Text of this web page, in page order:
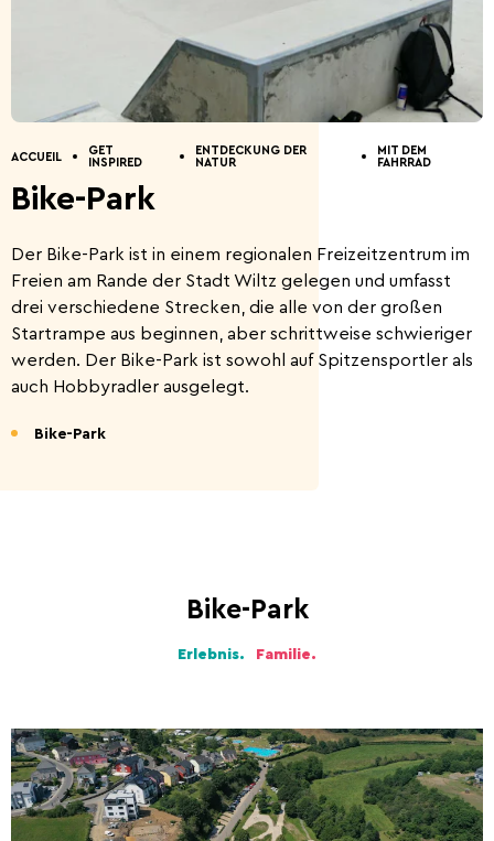
Geführte Touren
5 Things to do
Restaurants. Ferienhäuser.
Anfahrt nach Wiltz. Kontakt.
ACCUEIL
GET
INSPIRED
ENTDECKUNG DER
NATUR
MIT DEM
FAHRRAD
Bike-Park
Der Bike-Park ist in einem regionalen Freizeitzentrum im
Freien am Rande der Stadt Wiltz gelegen und umfasst
drei verschiedene Strecken, die alle von der großen
Startrampe aus beginnen, aber schrittweise schwieriger
werden. Der Bike-Park ist sowohl auf Spitzensportler als
auch Hobbyradler ausgelegt.
Bike-Park
Bike-Park
Erlebnis. Familie.